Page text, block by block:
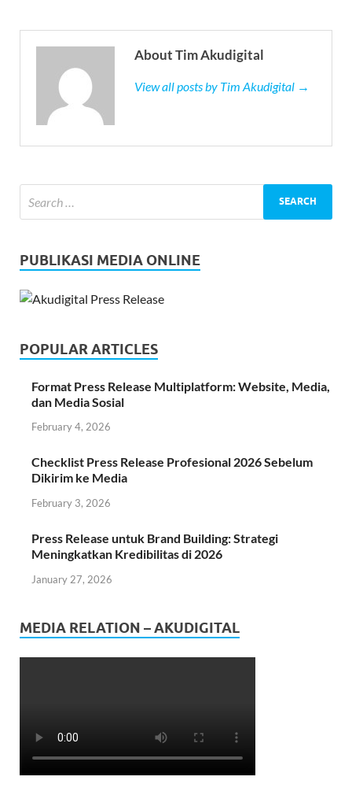
About Tim Akudigital
View all posts by Tim Akudigital →
PUBLIKASI MEDIA ONLINE
POPULAR ARTICLES
Format Press Release Multiplatform: Website, Media,
dan Media Sosial
February 4, 2026
Checklist Press Release Profesional 2026 Sebelum
Dikirim ke Media
February 3, 2026
Press Release untuk Brand Building: Strategi
Meningkatkan Kredibilitas di 2026
January 27, 2026
MEDIA RELATION – AKUDIGITAL